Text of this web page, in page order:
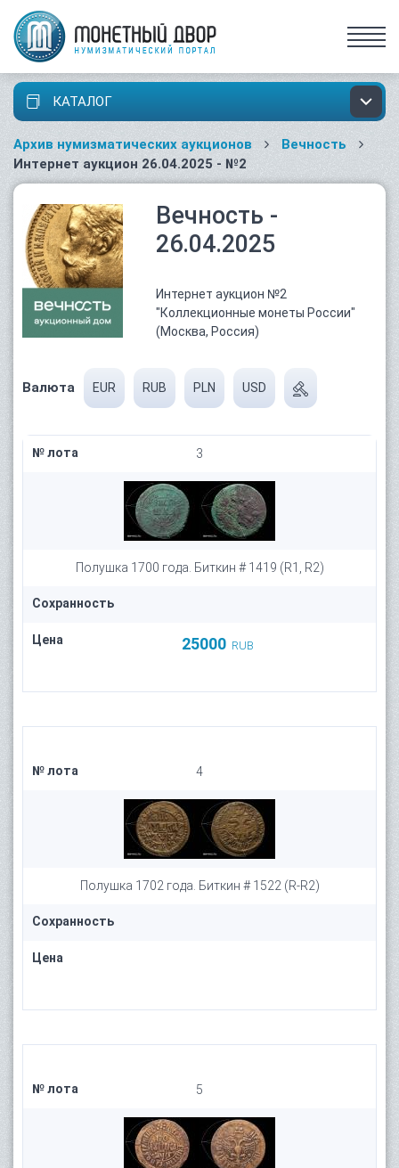
КАТАЛОГ
Архив нумизматических аукционов
Вечность
Интернет аукцион 26.04.2025 - №2
Вечность -
26.04.2025
Интернет аукцион №2
"Коллекционные монеты России"
(Москва, Россия)
Валюта EUR RUB PLN USD
№ лота 3
Полушка 1700 года. Биткин # 1419 (R1, R2)
Сохранность
Цена 25000 RUB
№ лота 4
Полушка 1702 года. Биткин # 1522 (R-R2)
Сохранность
Цена
№ лота 5